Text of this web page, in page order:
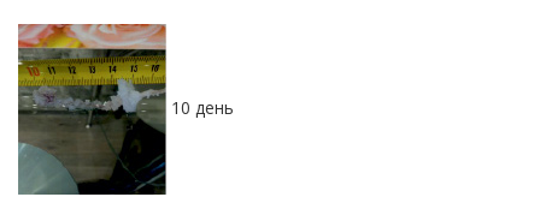
10 день